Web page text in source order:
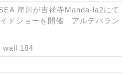
岸川が吉祥寺Manda-la2にて
ドショーを開催 アルデバラン
wall 184